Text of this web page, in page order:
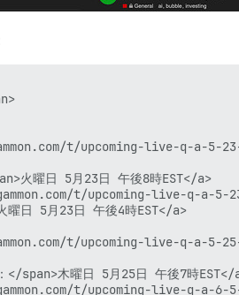
t/upcoming-live-q-a-5-
火曜日 5月23日 午後8時EST</a>
t/upcoming-live-q-a-
曜日 5月23日 午後4時EST</a>
t/upcoming-live-q-a-5-
</span>木曜日 5月25日 午後7時EST</
t/upcoming-live-q-a-